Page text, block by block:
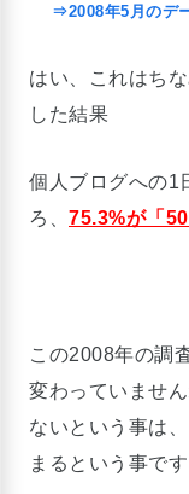
⇒2008年5月のデ
はい、これはち
した結果
個人ブログへの1
ろ、 75.3%が「50
この2008年の調
変わっていませ
ないという事は
まるという事です